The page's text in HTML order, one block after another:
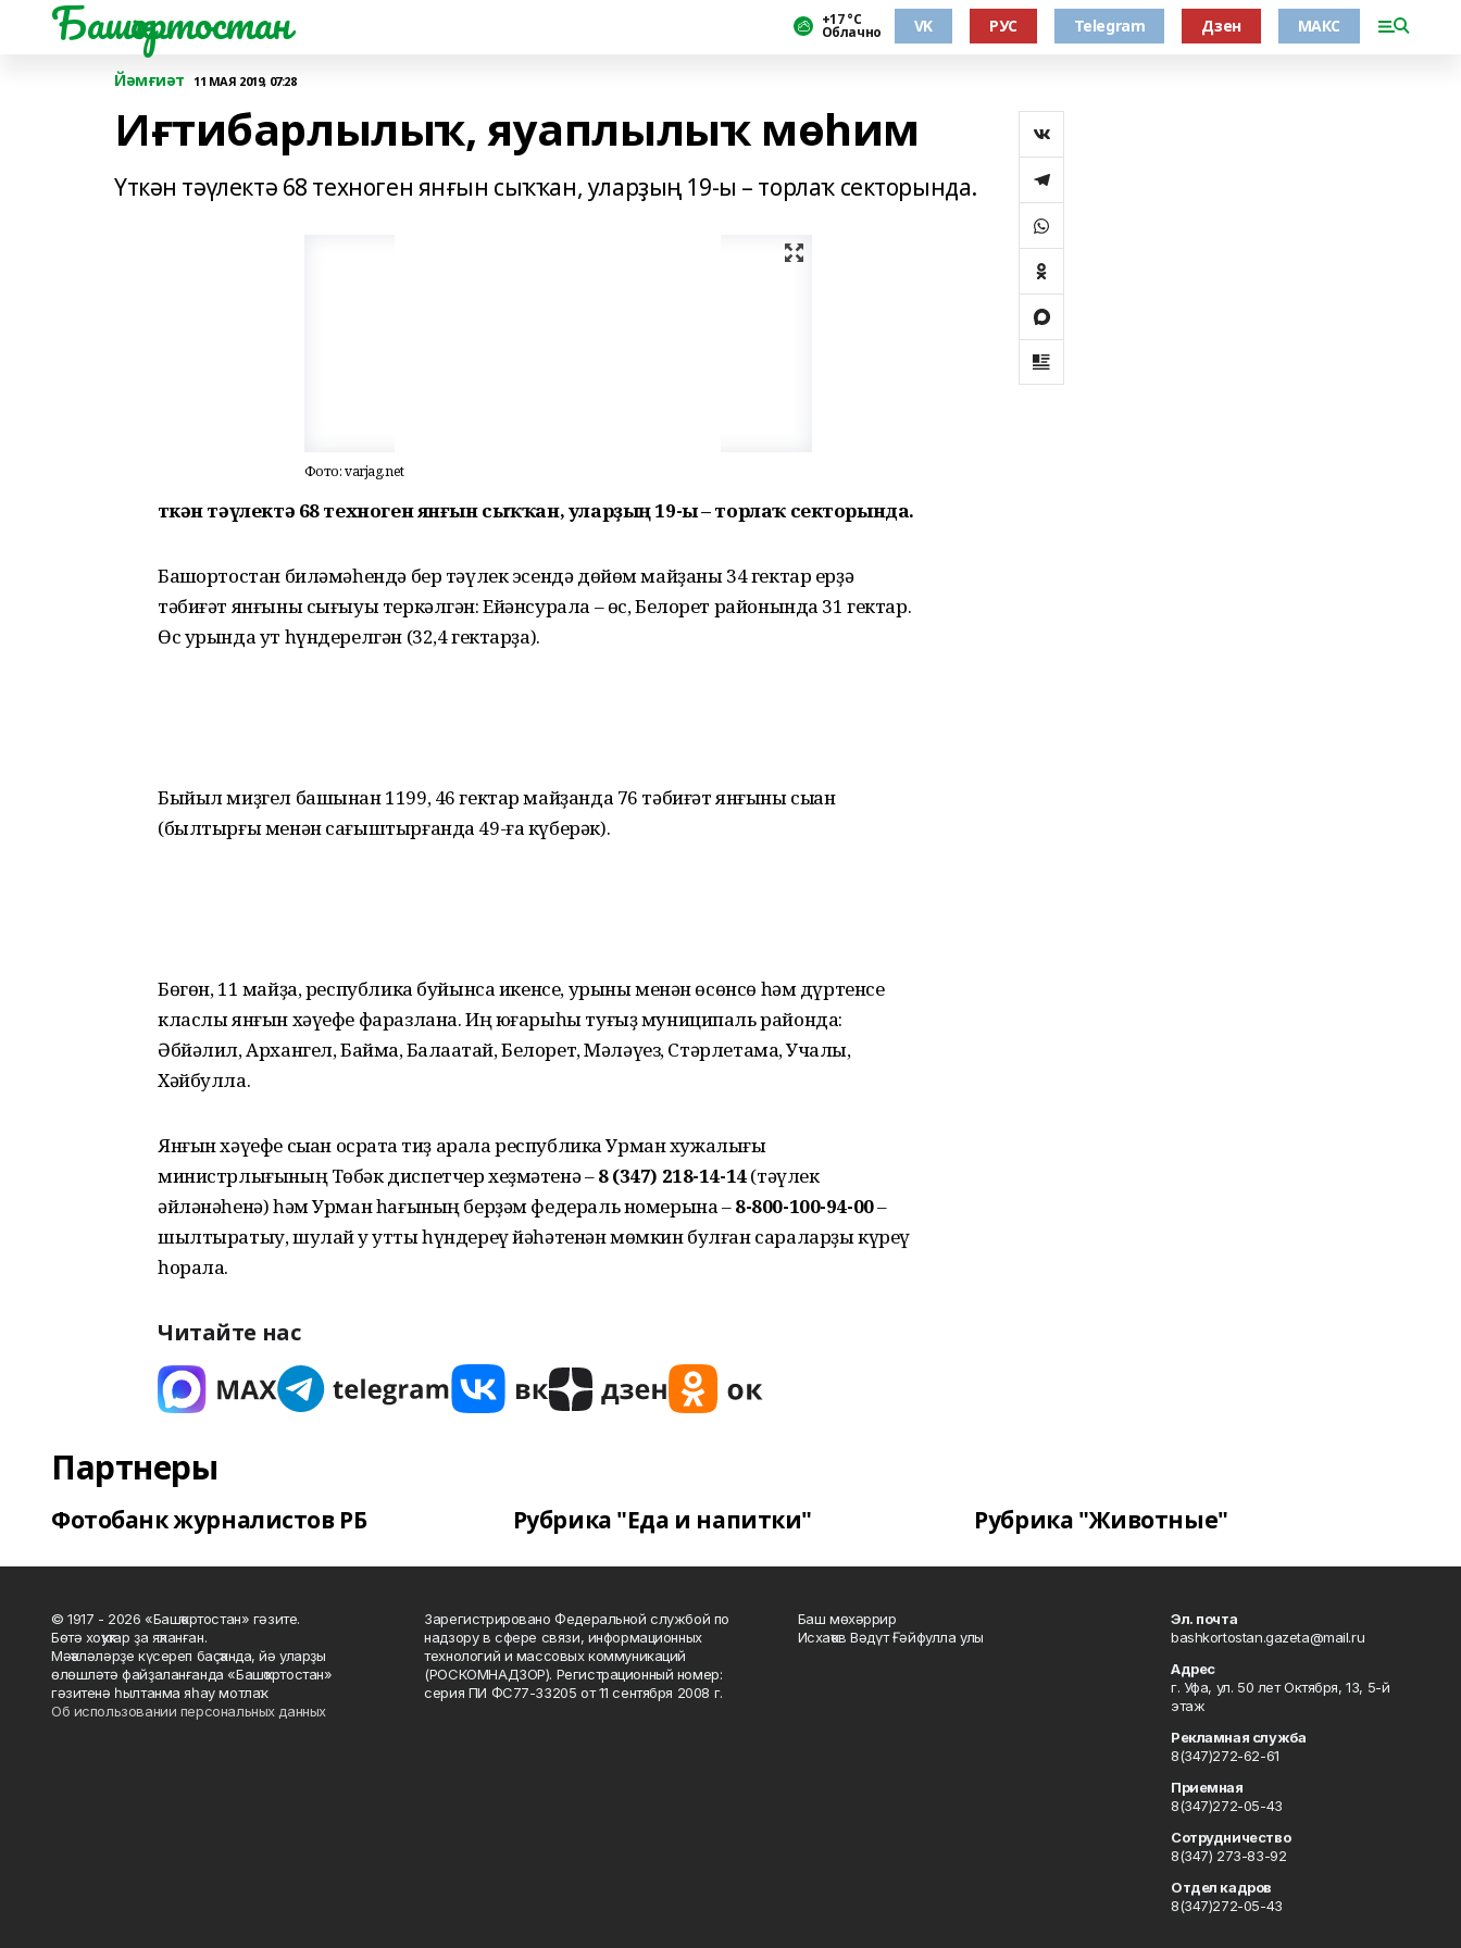
Башҡортостан +17 °С
Облачно VK РУС Telegram Дзен МАКС
Йәмғиәт 11 МАЯ 2019, 07:28
Иғтибарлылыҡ, яуаплылыҡ мөһим
Үткән тәүлектә 68 техноген янғын сыҡҡан, уларҙың 19-ы – торлаҡ секторында.
Фото: varjag.net
Үткән тәүлектә 68 техноген янғын сыҡҡан, уларҙың 19-ы – торлаҡ секторында.
Башҡортостан биләмәһендә бер тәүлек эсендә дөйөм майҙаны 34 гектар ерҙә
тәбиғәт янғыны сығыуы теркәлгән: Ейәнсурала – өс, Белорет районында 31 гектар.
Өс урында ут һүндерелгән (32,4 гектарҙа).
Быйыл миҙгел башынан 1199, 46 гектар майҙанда 76 тәбиғәт янғыны сыҡҡан
(былтырғы менән сағыштырғанда 49-ға күберәк).
Бөгөн, 11 майҙа, республика буйынса икенсе, урыны менән өсөнсө һәм дүртенсе
класлы янғын хәүефе фаразлана. Иң юғарыһы туғыҙ муниципаль районда:
Әбйәлил, Архангел, Баймаҡ, Балаҡатай, Белорет, Мәләүез, Стәрлетамаҡ, Учалы,
Хәйбулла.
Янғын хәүефе сыҡҡан осраҡта тиҙ арала республика Урман хужалығы
министрлығының Төбәк диспетчер хеҙмәтенә –8 (347) 218-14-14(тәүлек
әйләнәһенә) һәм Урман һағының берҙәм федераль номерына –8-800-100-94-00–
шылтыратыу, шулай уҡ утты һүндереү йәһәтенән мөмкин булған сараларҙы күреү
һорала.
Читайте нас
Партнеры
Фотобанк журналистов РБ Рубрика "Еда и напитки" Рубрика "Животные"
© 1917 - 2026 «Башҡортостан» гәзите.
Бөтә хоҡуҡтар ҙа яҡланған.
Мәҡәләләрҙе күсереп баҫҡанда, йә уларҙы
өлөшләтә файҙаланғанда «Башҡортостан»
гәзитенә һылтанма яһау мотлаҡ.
Об использовании персональных данных
Зарегистрировано Федеральной службой по
надзору в сфере связи, информационных
технологий и массовых коммуникаций
(РОСКОМНАДЗОР). Регистрационный номер:
серия ПИ ФС77-33205 от 11 сентября 2008 г.
Баш мөхәррир
Исхаҡов Вәдүт Ғәйфулла улы
Эл. почта
bashkortostan.gazeta@mail.ru
Адрес
г. Уфа, ул. 50 лет Октября, 13, 5-й
этаж
Рекламная служба
8(347)272-62-61
Приемная
8(347)272-05-43
Сотрудничество
8(347) 273-83-92
Отдел кадров
8(347)272-05-43